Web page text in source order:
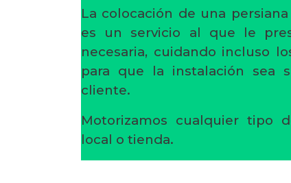
La colocación de una
es un servicio al que le
necesaria, cuidando incluso
para que la instalación sea
cliente.
Motorizamos cualquier tipo
local o tienda.